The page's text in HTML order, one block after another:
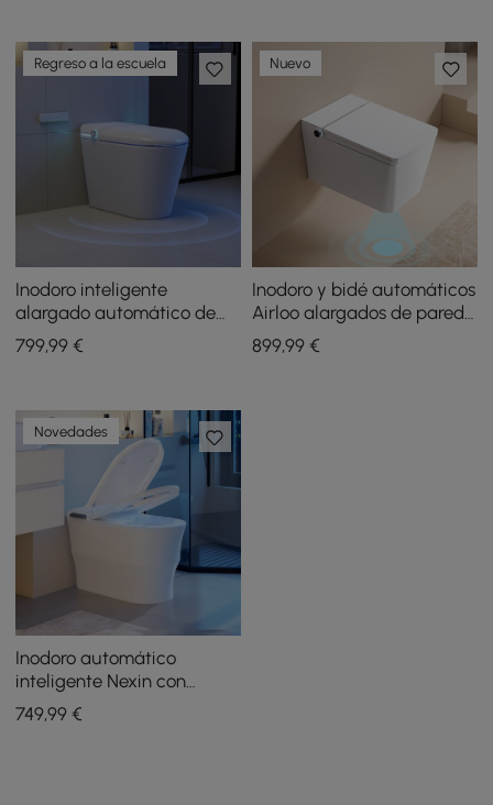
Regreso a la escuela
Inodoro inteligente
alargado automático de
una sola pieza con tanque
incorporado y
799,99 €
Nuevo
Inodoro y bidé automáticos
Airloo alargados de pared
modernos inteligentes de
una pieza con asiento
899,99€
Novedades
Inodoro automático
inteligente Nexin con
protector de espuma y
aromaterapia
749,99 €